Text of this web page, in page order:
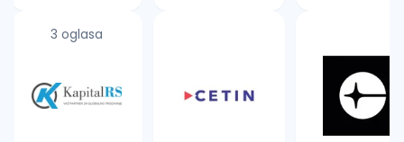
3 oglasa